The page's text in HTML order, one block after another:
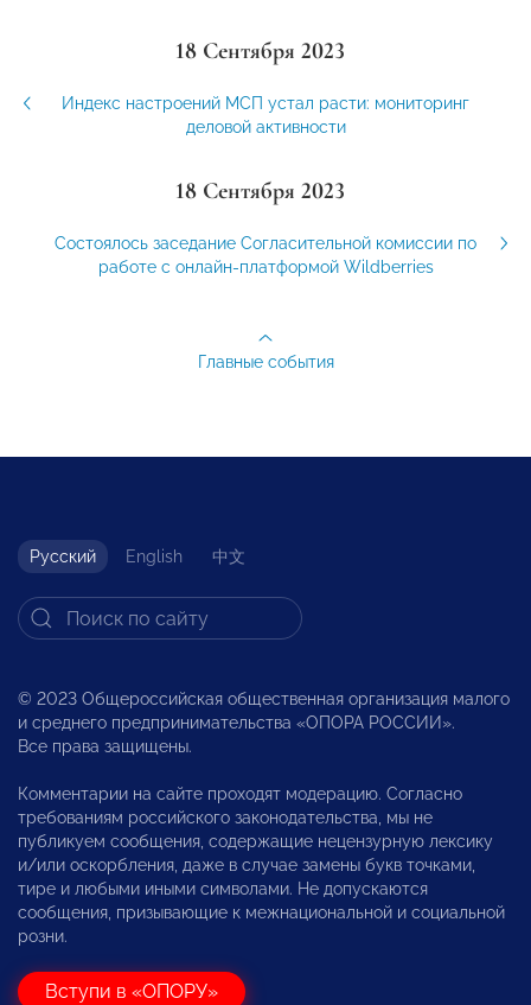
18 Сентября 2023
Индекс настроений МСП устал расти: мониторинг
деловой активности
18 Сентября 2023
Состоялось заседание Согласительной комиссии по
работе с онлайн-платформой Wildberries
Главные события
Русский English 中文
© 2023 Общероссийская общественная организация малого
и среднего предпринимательства «ОПОРА РОССИИ».
Все права защищены.
Комментарии на сайте проходят модерацию. Согласно
требованиям российского законодательства, мы не
публикуем сообщения, содержащие нецензурную лексику
и/или оскорбления, даже в случае замены букв точками,
тире и любыми иными символами. Не допускаются
сообщения, призывающие к межнациональной и социальной
розни.
Вступи в «ОПОРУ»